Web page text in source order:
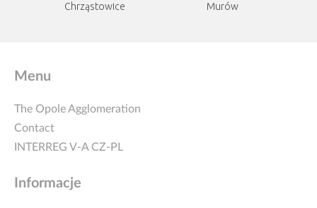
Chrząstowice Murów
Menu
The Opole Agglomeration
Contact
INTERREG V-A CZ-PL
Informacje